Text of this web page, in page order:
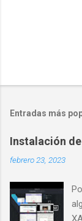
Entradas más
Instalación de
febrero 23, 2023